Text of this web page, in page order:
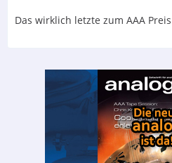
Das wirklich letzte zum AAA Preis